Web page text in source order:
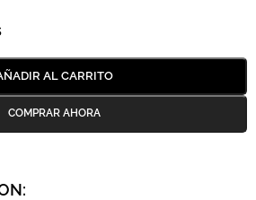
AL CARRITO